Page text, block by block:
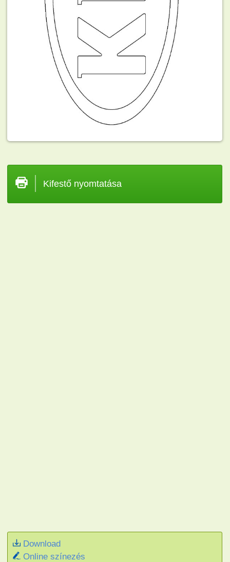
Kifestő nyomtatása
Download
Online színezés